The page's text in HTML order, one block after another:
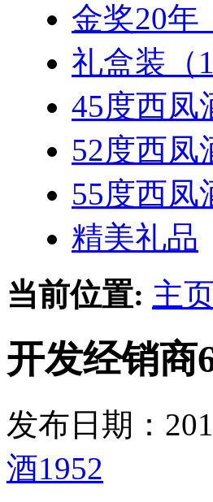
金奖20年
礼盒装（
45度西凤
52度西凤
55度西凤
精美礼品
当前位置: 主
开发经销商
发布日期：
酒1952